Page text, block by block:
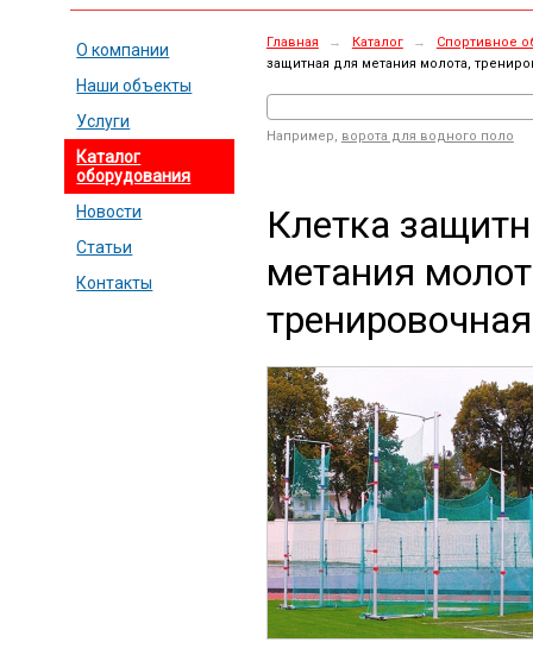
О компании
Наши объекты
Услуги
Каталог
оборудования
Новости
Статьи
Контакты
Главная → Каталог →
Спортивное
защитная для метания молота,
Например, ворота для водного поло
Клетка
метания
тренировочная